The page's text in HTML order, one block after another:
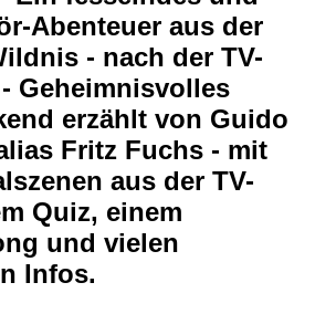
Abenteuer aus der
- nach der TV-
Geheimnisvolles
erzählt von Guido
Fritz Fuchs - mit
aus der TV-
Quiz, einem
und vielen
Infos.